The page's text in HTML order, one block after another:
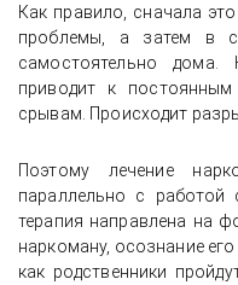
Как правило, сначала
проблемы, а затем в
самостоятельно дома.
приводит к
срывам. Происходит
Поэтому лечение
параллельно с работой
терапия направлена на
наркоману, осознание
как родственники